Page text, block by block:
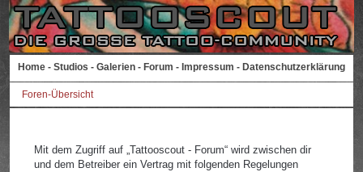
Home - Studios - Galerien - Forum - Impressum - Datenschutzerklärung
Foren-Übersicht
Mit dem Zugriff auf „Tattooscout - Forum“ wird zwischen dir
und dem Betreiber ein Vertrag mit folgenden Regelungen